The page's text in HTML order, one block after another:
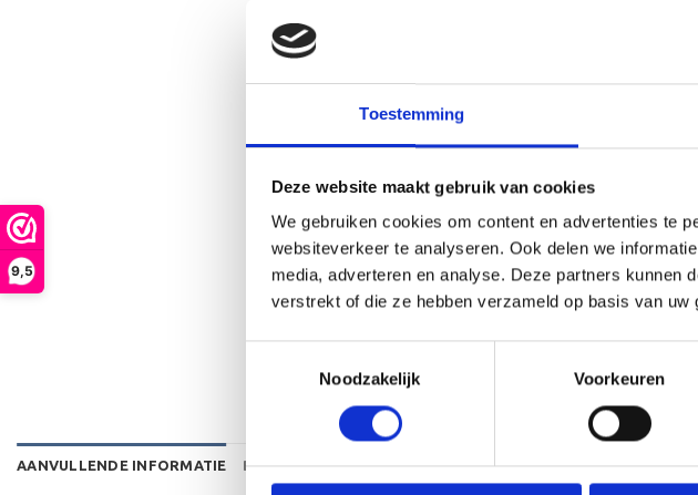
9,5
Toestemming
Deze website maakt gebruik van cookies
We gebruiken cookies om content en advertenties te
websiteverkeer te analyseren. Ook delen we
media, adverteren en analyse. Deze partners kunnen
verstrekt of die ze hebben verzameld op basis van uw
Noodzakelijk
Voorkeuren
AANVULLENDE INFORMATIE BEOORDELINGEN (5)